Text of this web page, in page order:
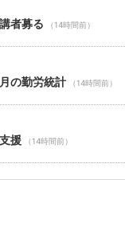
者募る （14時間前）
の勤労統計 （14時間前）
援 （14時間前）